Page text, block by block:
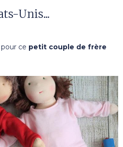
Unis...
ce petit couple de frère